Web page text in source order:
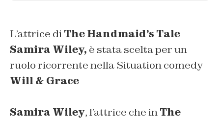
L’attrice diThe Handmaid’s Tale
Samira Wiley, è stata scelta per un
ruolo ricorrente nella Situation comedy
Will & Grace
Samira Wiley, l’attrice che inThe